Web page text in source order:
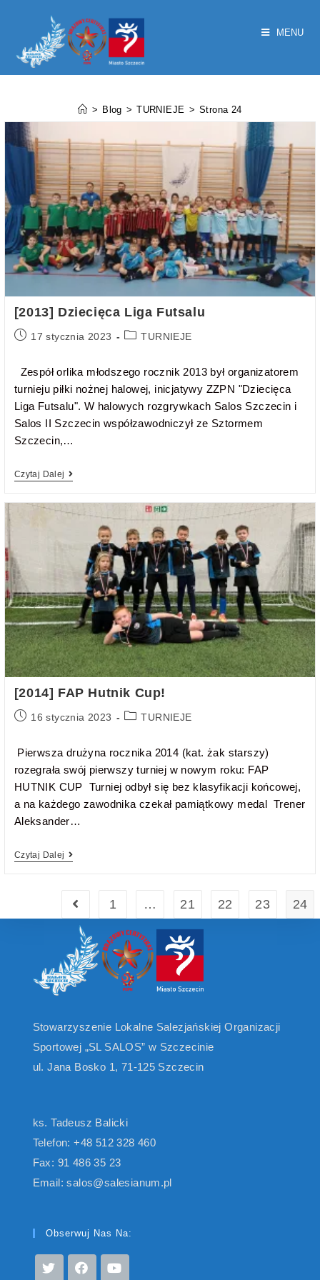
MENU
> Blog > TURNIEJE > Strona 24
[2013] Dziecięca Liga Futsalu
17 stycznia 2023 TURNIEJE
Zespół orlika młodszego rocznik 2013 był organizatorem
turnieju piłki nożnej halowej, inicjatywy ZZPN "Dziecięca
Liga Futsalu". W halowych rozgrywkach Salos Szczecin i
Salos II Szczecin współzawodniczył ze Sztormem
Szczecin,…
Czytaj Dalej
[2014] FAP Hutnik Cup!
16 stycznia 2023 TURNIEJE
Pierwsza drużyna rocznika 2014 (kat. żak starszy)
rozegrała swój pierwszy turniej w nowym roku: FAP
HUTNIK CUP Turniej odbył się bez klasyfikacji końcowej,
a na każdego zawodnika czekał pamiątkowy medal Trener
Aleksander…
Czytaj Dalej
1 … 21 22 23 24
Stowarzyszenie Lokalne Salezjańskiej Organizacji
Sportowej „SL SALOS” w Szczecinie
ul. Jana Bosko 1, 71-125 Szczecin
ks. Tadeusz Balicki
Telefon: +48 512 328 460
Fax: 91 486 35 23
Email: salos@salesianum.pl
Obserwuj Nas Na: